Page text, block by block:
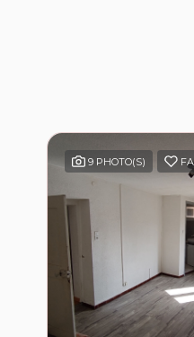
9 PHOTO(S)